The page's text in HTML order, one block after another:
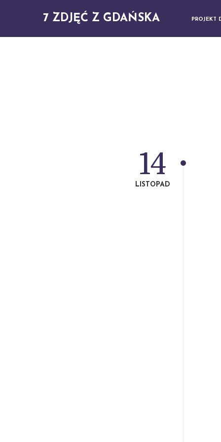
7 ZDJĘĆ Z GDAŃSKA PROJEKT
14
LISTOPAD